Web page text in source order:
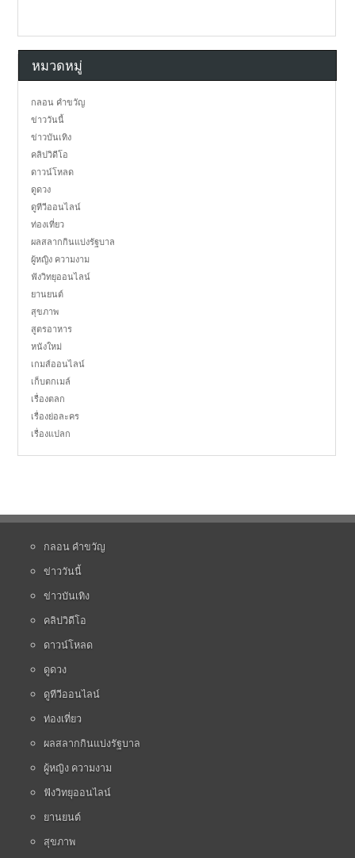
หมวดหมู่
กลอน คำขวัญ
ข่าววันนี้
ข่าวบันเทิง
คลิปวิดีโอ
ดาวน์โหลด
ดูดวง
ดูทีวีออนไลน์
ท่องเที่ยว
ผลสลากกินแบ่งรัฐบาล
ผู้หญิง ความงาม
ฟังวิทยุออนไลน์
ยานยนต์
สุขภาพ
สูตรอาหาร
หนังใหม่
เกมส์ออนไลน์
เก็บตกเมล์
เรื่องตลก
เรื่องย่อละคร
เรื่องแปลก
กลอน คำขวัญ
ข่าววันนี้
ข่าวบันเทิง
คลิปวิดีโอ
ดาวน์โหลด
ดูดวง
ดูทีวีออนไลน์
ท่องเที่ยว
ผลสลากกินแบ่งรัฐบาล
ผู้หญิง ความงาม
ฟังวิทยุออนไลน์
ยานยนต์
สุขภาพ